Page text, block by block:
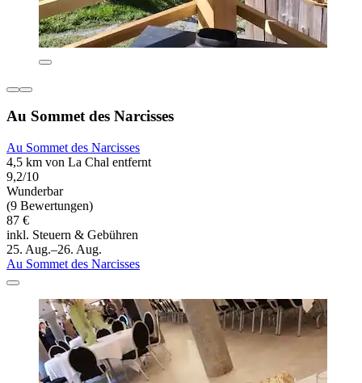
Au Sommet des Narcisses
Au Sommet des Narcisses
4,5 km von La Chal entfernt
9,2/10
Wunderbar
(9 Bewertungen)
87 €
inkl. Steuern & Gebühren
25. Aug.–26. Aug.
Au Sommet des Narcisses